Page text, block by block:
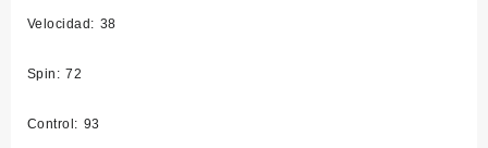
Velocidad: 38
Spin: 72
Control: 93